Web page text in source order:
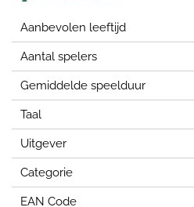
Aanbevolen leeftijd
Aantal spelers
Gemiddelde speelduur
Taal
Uitgever
Categorie
EAN Code